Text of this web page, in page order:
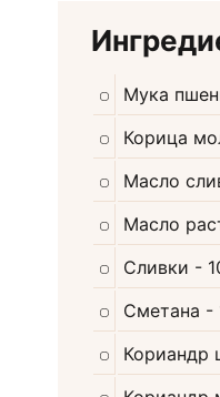
Мука
Корица
Масло
Масло
Сливки -
Сметана -
Кориандр